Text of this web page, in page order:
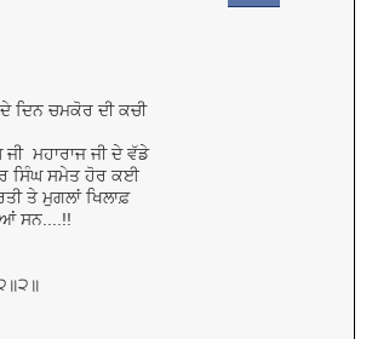
ਦਿਨ ਚਮਕੋਰ ਦੀ ਕਚੀ
ਮਹਾਰਾਜ ਜੀ ਦੇ ਵੱਡੇ
ਸਿੰਘ ਸਮੇਤ ਹੋਰ ਕਈ
ਤੇ ਮੁਗਲਾਂ ਖਿਲਾਫ਼
ਸਨ....!!